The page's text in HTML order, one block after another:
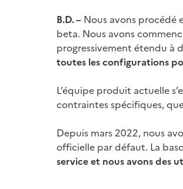
B.D. – Nous avons procédé
beta. Nous avons
progressivement étendu à
toutes les configurations
L’équipe produit actuelle
contraintes spécifiques,
Depuis mars 2022, nous
officielle par défaut. La
service et nous avons des